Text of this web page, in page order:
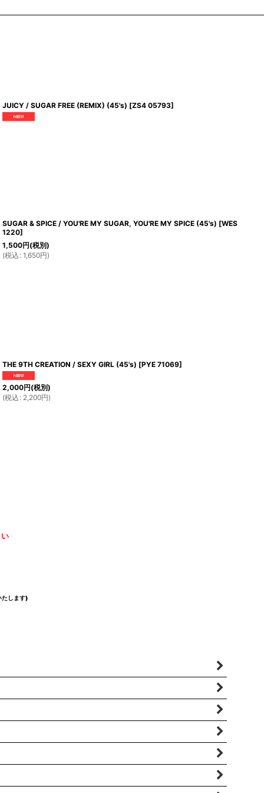
JUICY / SUGAR FREE (REMIX) (45's) [ZS4 05793]
SUGAR & SPICE / YOU'RE MY SUGAR, YOU'RE MY SPICE (45's) [WES
1220]
1,500円(税別)
(税込 : 1,650円)
THE 9TH CREATION / SEXY GIRL (45's) [PYE 71069]
2,000円(税別)
(税込 : 2,200円)
たします)